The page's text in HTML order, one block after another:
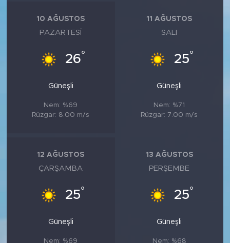
10 AĞUSTOS
PAZARTESI
26°
Güneşli
Nem: %69
Rüzgar: 8.00 m/s
11 AĞUSTOS
SALI
25°
Güneşli
Nem: %71
Rüzgar: 7.00 m/s
12 AĞUSTOS
ÇARŞAMBA
25°
Güneşli
Nem: %69
13 AĞUSTOS
PERŞEMBE
25°
Güneşli
Nem: %68